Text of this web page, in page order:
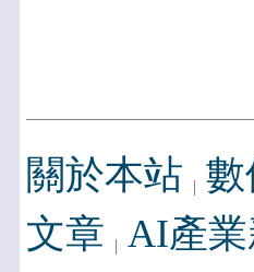
關於本站 數
文章 AI產業